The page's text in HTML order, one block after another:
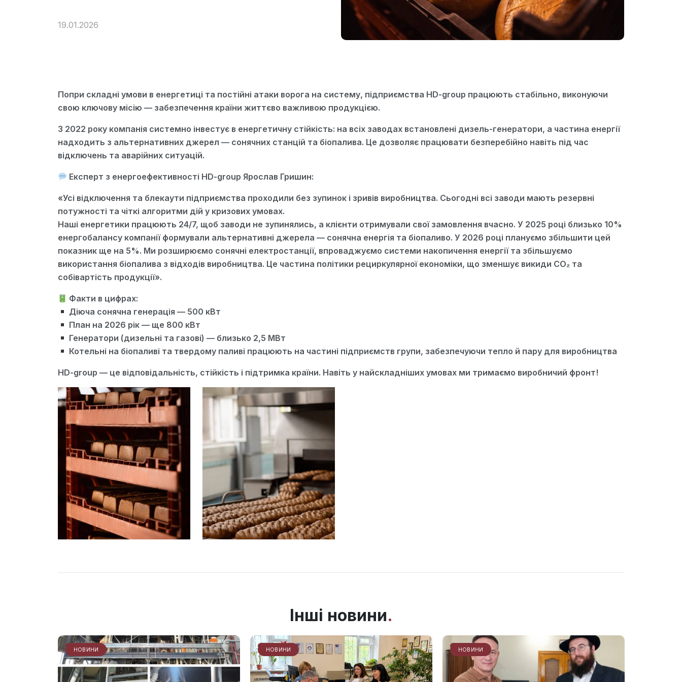
19.01.2026
Попри складні умови в енергетиці та постійні атаки ворога на систему, підприємства HD-group працюють стабільно, виконуючи
свою ключову місію — забезпечення країни життєво важливою продукцією.
З 2022 року компанія системно інвестує в енергетичну стійкість: на всіх заводах встановлені дизель-генератори, а частина енергії
надходить з альтернативних джерел — сонячних станцій та біопалива. Це дозволяє працювати безперебійно навіть під час
відключень та аварійних ситуацій.
Експерт з енергоефективності HD-group Ярослав Гришин:
«Усі відключення та блекаути підприємства проходили без зупинок і зривів виробництва. Сьогодні всі заводи мають резервні
потужності та чіткі алгоритми дій у кризових умовах.
Наші енергетики працюють 24/7, щоб заводи не зупинялись, а клієнти отримували свої замовлення вчасно. У 2025 році близько 10%
енергобалансу компанії формували альтернативні джерела — сонячна енергія та біопаливо. У 2026 році плануємо збільшити цей
показник ще на 5%. Ми розширюємо сонячні електростанції, впроваджуємо системи накопичення енергії та збільшуємо
використання біопалива з відходів виробництва. Це частина політики рециркулярної економіки, що зменшує викиди CO₂ та
собівартість продукції».
Факти в цифрах:
Діюча сонячна генерація — 500 кВт
План на 2026 рік — ще 800 кВт
Генератори (дизельні та газові) — близько 2,5 МВт
Котельні на біопаливі та твердому паливі працюють на частині підприємств групи, забезпечуючи тепло й пару для виробництва
HD-group — це відповідальність, стійкість і підтримка країни. Навіть у найскладніших умовах ми тримаємо виробничий фронт!
Інші новини
НОВИНИ НОВИНИ НОВИНИ